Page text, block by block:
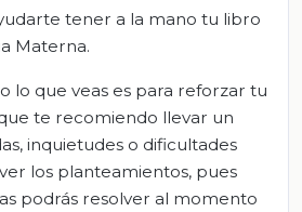
tener a la mano tu libro
Materna.
lo que veas es para reforzar tu
te recomiendo llevar un
inquietudes o dificultades
los planteamientos, pues
podrás resolver al momento